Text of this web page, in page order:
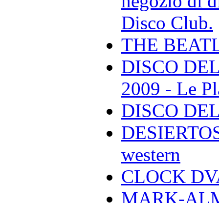
Disco Club.
THE
DISCO
2009 - Le
DISCO
western
CLOCK
MARK-